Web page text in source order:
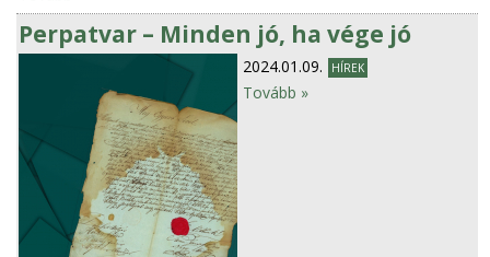
Perpatvar – Minden jó, ha vége jó
2024.01.09. HÍREK
Tovább »